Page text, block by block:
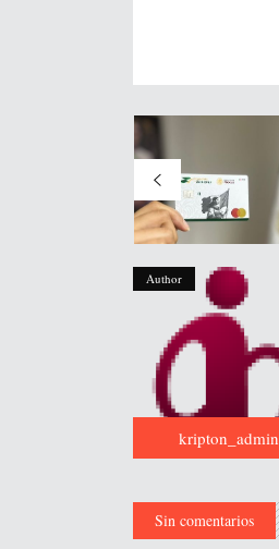
Author
kripton_admin
Sin comentarios